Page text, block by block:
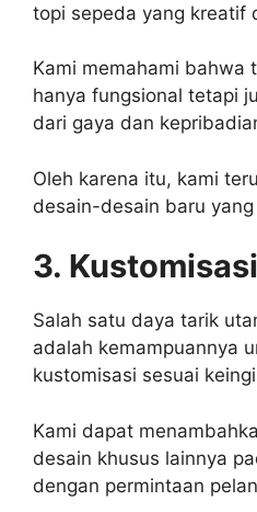
topi sepeda yang kreatif
Kami memahami bahwa
hanya fungsional tetapi
dari gaya dan
Oleh karena itu, kami
desain-desain baru
3. Kustomisasi
Salah satu daya tarik
adalah kemampuannya
kustomisasi sesuai
Kami dapat
desain khusus lainnya
dengan permintaan